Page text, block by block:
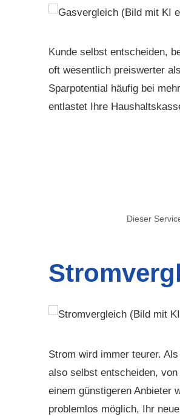
Kunde selbst entscheiden,
oft wesentlich preiswerter
Sparpotential häufig bei
entlastet Ihre
Dieser
Strom wird immer teurer.
also selbst entscheiden,
einem günstigeren Anbieter
problemlos möglich, Ihr